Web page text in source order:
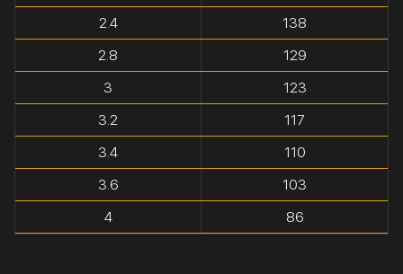
2.4
138
2.8
129
3
123
3.2
117
3.4
110
3.6
103
4
86